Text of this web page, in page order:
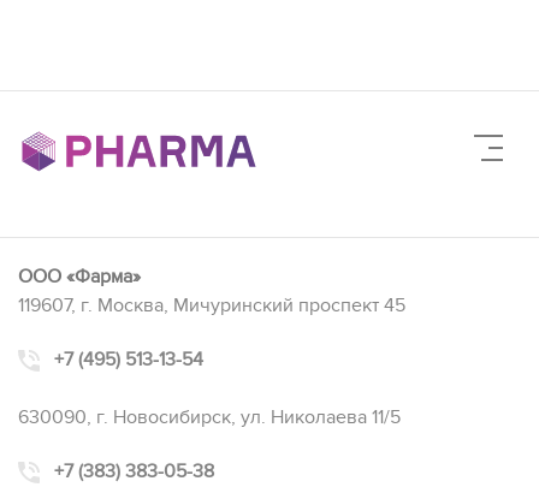
ООО «Фарма»
119607, г. Москва, Мичуринский проспект 45
+7 (495) 513-13-54
630090, г. Новосибирск, ул. Николаева 11/5
+7 (383) 383-05-38